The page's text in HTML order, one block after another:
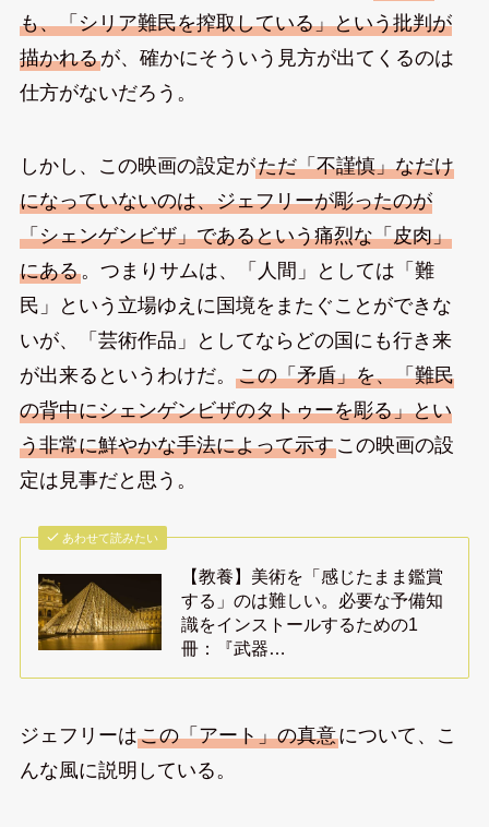
も、「シリア難民を搾取している」という批判が
描かれるが、確かにそういう見方が出てくるのは
仕方がないだろう。
しかし、この映画の設定がただ「不謹慎」なだけ
になっていないのは、ジェフリーが彫ったのが
「シェンゲンビザ」であるという痛烈な「皮肉」
にある。つまりサムは、「人間」としては「難
民」という立場ゆえに国境をまたぐことができな
いが、「芸術作品」としてならどの国にも行き来
が出来るというわけだ。 この「矛盾」を、「難民
の背中にシェンゲンビザのタトゥーを彫る」とい
う非常に鮮やかな手法によって示すこの映画の設
定は見事だと思う。
あわせて読みたい
【教養】美術を「感じたまま鑑賞
する」のは難しい。必要な予備知
識をインストールするための1
冊：『武器…
ジェフリーはこの「アート」の真意について、こ
んな風に説明している。